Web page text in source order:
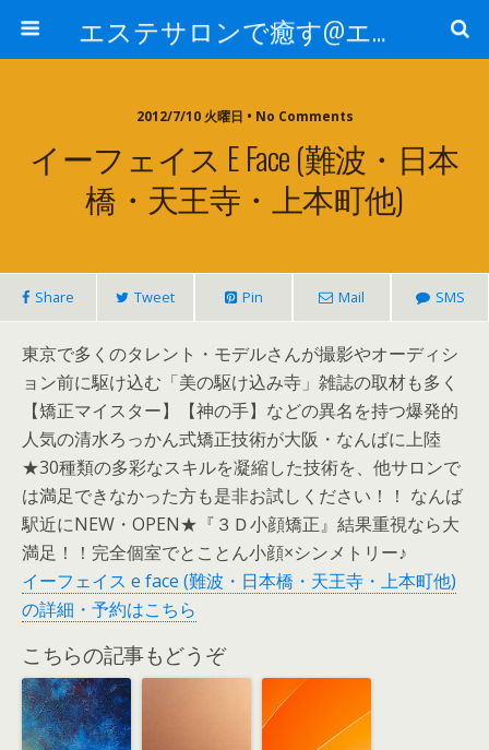
エステサロンで癒す@エステ～全国エステ情報
2012/7/10 火曜日 • No Comments
イーフェイス E Face (難波・日本
橋・天王寺・上本町他)
Share Tweet Pin Mail SMS
東京で多くのタレント・モデルさんが撮影やオーディシ
ョン前に駆け込む「美の駆け込み寺」雑誌の取材も多く
【矯正マイスター】【神の手】などの異名を持つ爆発的
人気の清水ろっかん式矯正技術が大阪・なんばに上陸
★30種類の多彩なスキルを凝縮した技術を、他サロンで
は満足できなかった方も是非お試しください！！ なんば
駅近にNEW・OPEN★『３Ｄ小顔矯正』結果重視なら大
満足！！完全個室でとことん小顔×シンメトリー♪
イーフェイス e face (難波・日本橋・天王寺・上本町他)
の詳細・予約はこちら
こちらの記事もどうぞ